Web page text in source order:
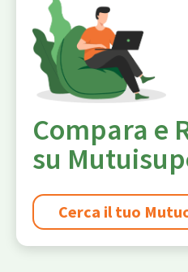
Compara e
su
Cerca il tuo